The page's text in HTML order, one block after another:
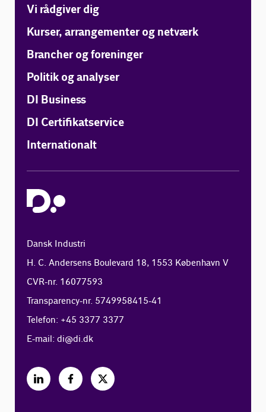
Vi rådgiver dig
Kurser, arrangementer og netværk
Brancher og foreninger
Politik og analyser
DI Business
DI Certifikatservice
Internationalt
Dansk Industri
H. C. Andersens Boulevard 18, 1553 København V
CVR-nr. 16077593
Transparency-nr. 5749958415-41
Telefon: +45 3377 3377
E-mail:di@di.dk